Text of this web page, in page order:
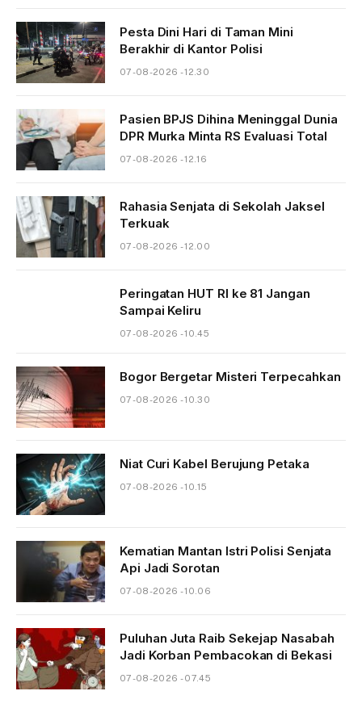
Pesta Dini Hari di Taman Mini
Berakhir di Kantor Polisi
07-08-2026 - 12.30
Pasien BPJS Dihina Meninggal Dunia
DPR Murka Minta RS Evaluasi Total
07-08-2026 - 12.16
Rahasia Senjata di Sekolah Jaksel
Terkuak
07-08-2026 - 12.00
Peringatan HUT RI ke 81 Jangan
Sampai Keliru
07-08-2026 - 10.45
Bogor Bergetar Misteri Terpecahkan
07-08-2026 - 10.30
Niat Curi Kabel Berujung Petaka
07-08-2026 - 10.15
Kematian Mantan Istri Polisi Senjata
Api Jadi Sorotan
07-08-2026 - 10.06
Puluhan Juta Raib Sekejap Nasabah
Jadi Korban Pembacokan di Bekasi
07-08-2026 - 07.45